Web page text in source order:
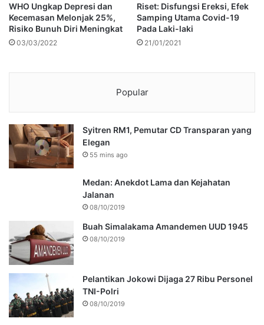
WHO Ungkap Depresi dan
Kecemasan Melonjak 25%,
Risiko Bunuh Diri Meningkat
03/03/2022
Riset: Disfungsi Ereksi, Efek
Samping Utama Covid-19
Pada Laki-laki
21/01/2021
Popular
Syitren RM1, Pemutar CD Transparan yang
Elegan
55 mins ago
Medan: Anekdot Lama dan Kejahatan
Jalanan
08/10/2019
Buah Simalakama Amandemen UUD 1945
08/10/2019
Pelantikan Jokowi Dijaga 27 Ribu Personel
TNI-Polri
08/10/2019